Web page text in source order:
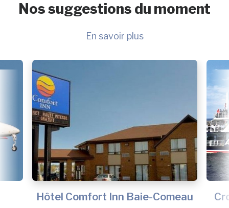
Nos suggestions du moment
En savoir plus
Hôtel Comfort Inn Baie-Comeau